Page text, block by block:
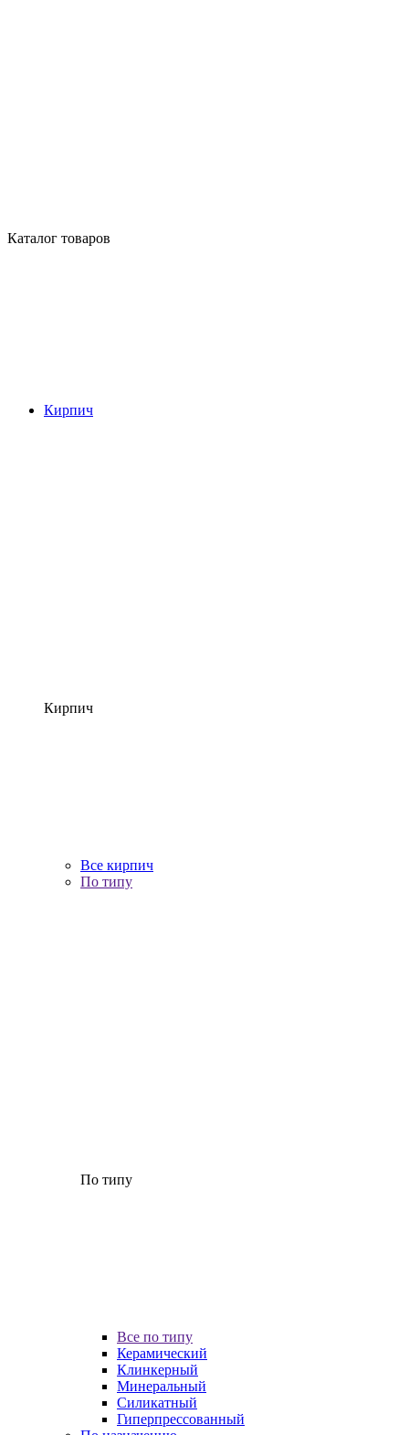
Каталог товаров
Кирпич
Кирпич
Все кирпич
По типу
По типу
Все по типу
Керамический
Клинкерный
Минеральный
Силикатный
Гиперпрессованный